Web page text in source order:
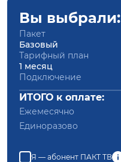
Вы выбрали:
Пакет
Базовый
Тарифный план
1 месяц
Подключение
ИТОГО к оплате:
Ежемесячно
Единоразово
Я — абонент ПАКТ ТВ